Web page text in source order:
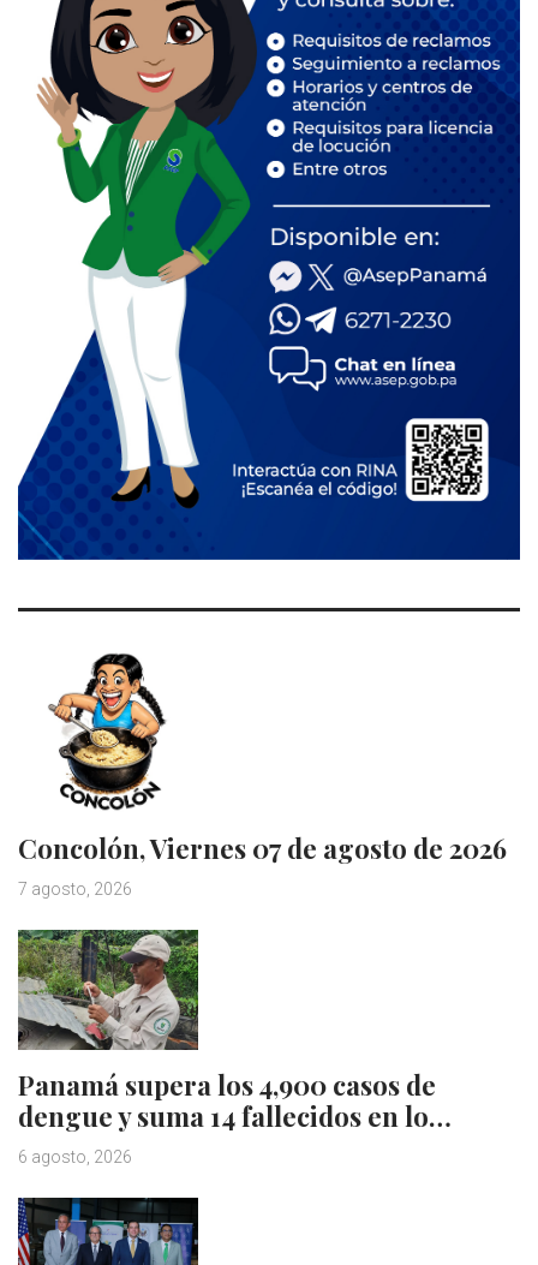
Concolón, Viernes 07 de agosto de 2026
7 agosto, 2026
Panamá supera los 4,900 casos de
dengue y suma 14 fallecidos en lo…
6 agosto, 2026